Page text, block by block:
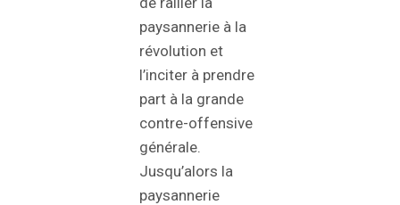
paysannerie à la
révolution et
l’inciter à prendre
part à la grande
contre-offensive
générale.
Jusqu’alors la
paysannerie